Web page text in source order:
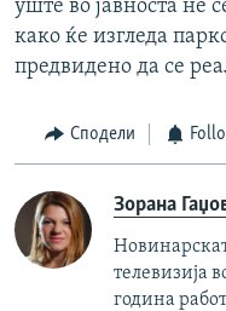
уште во јавноста не
како ќе изгледа
предвидено да се
Сподели
Зорана
телевизија
година